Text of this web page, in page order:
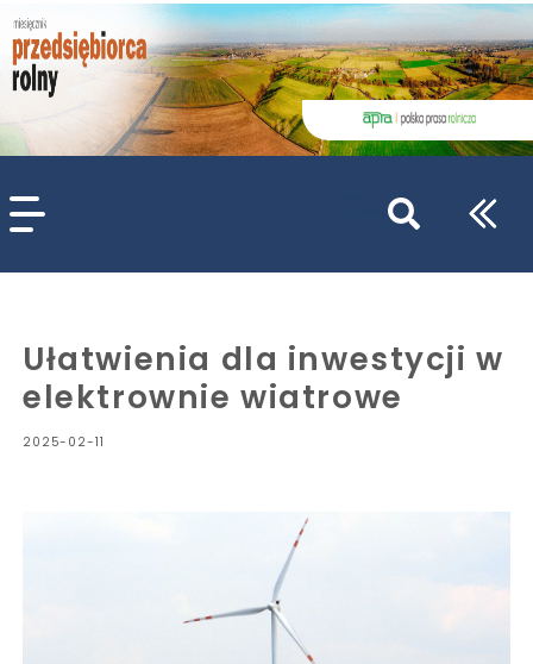
Ułatwienia dla inwestycji w
elektrownie wiatrowe
2025-02-11